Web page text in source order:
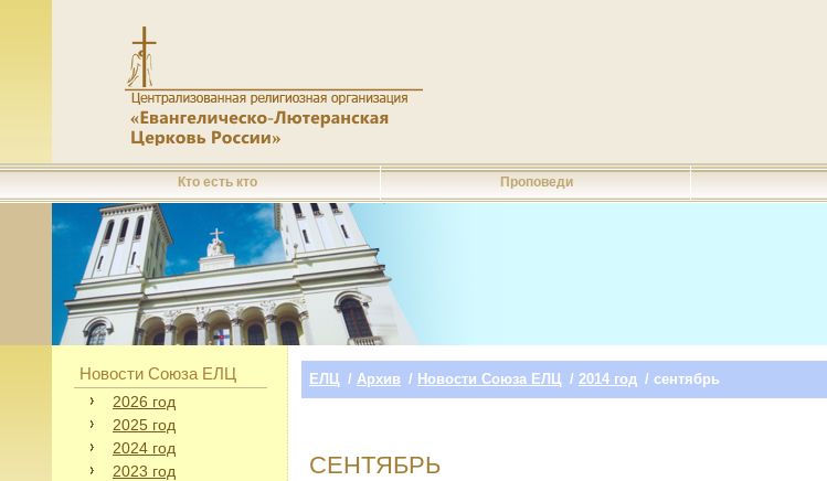
Кто есть кто Проповеди
Новости Союза ЕЛЦ
2026 год
2025 год
2024 год
2023 год
ЕЛЦ / Архив / Новости Союза ЕЛЦ / 2014 год / сентябрь
СЕНТЯБРЬ